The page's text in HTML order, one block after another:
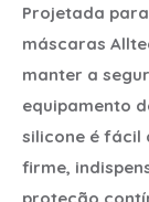
Projetada
máscaras
manter a
equipamento
silicone é fácil
firme,